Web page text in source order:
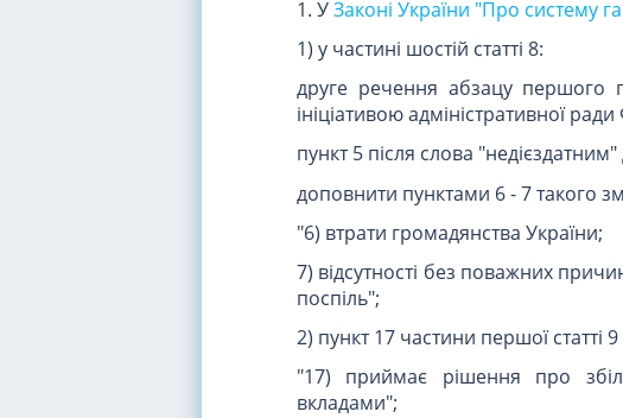
1. УЗаконі України "Про систему
1) у частині шостій статті 8:
друге речення абзацу першого
ініціативою адміністративної
пункт 5 після слова
доповнити пунктами 6 - 7 такого
"6) втрати громадянства України;
7) відсутності без поважних
поспіль";
2) пункт 17 частини першої статті 9
"17) приймає рішення про
вкладами";